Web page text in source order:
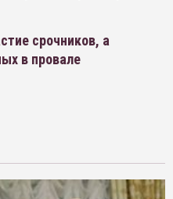
срочников, а
в провале